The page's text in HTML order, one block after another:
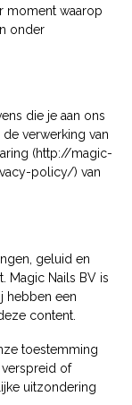
moment waarop
onder
die je aan ons
verwerking van
(http://magic-
policy/) van
geluid en
Magic Nails BV is
hebben een
content.
toestemming
of
uitzondering